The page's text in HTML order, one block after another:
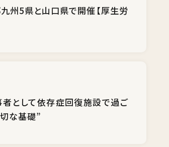
州5県と山口県で開催【厚生労
として依存症回復施設で過ご
な基礎”